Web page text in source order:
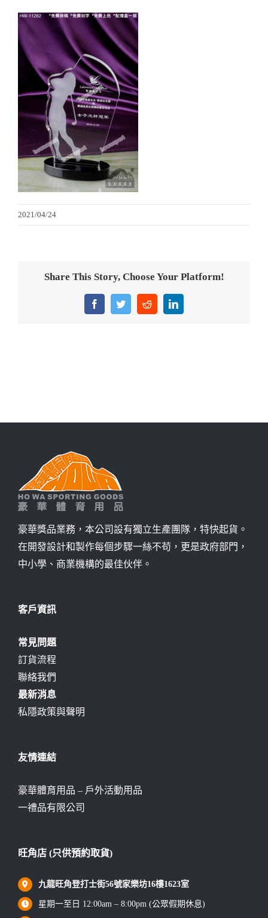
一天快取
實用系列
水晶獎座
金箔畫
意大利獎盃
旗座/旗桿
2021/04/24
Share This Story, Choose Your Platform!
FacebookTwitterRedditLinkedIn
豪華獎品業務，本公司設有獨立生產團隊，特快起貨。
在開發設計和製作每個步驟一絲不苟，更是政府部門，
中小學、商業機構的最佳伙伴。
客戶資訊
常見問題
訂貨流程
聯絡我們
最新消息
私隱政策與聲明
友情連結
豪華體育用品 – 戶外活動用品
一禮品有限公司
旺角店 (只供預約取貨)
九龍旺角登打士街56號家樂坊16樓1623室
星期一至日 12:00am – 8:00pm (公眾假期休息)